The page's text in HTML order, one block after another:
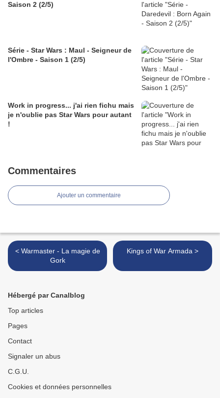
Saison 2 (2/5)
Série - Star Wars : Maul - Seigneur de
l'Ombre - Saison 1 (2/5)
Work in progress... j'ai rien fichu mais
je n'oublie pas Star Wars pour autant
!
Commentaires
Ajouter un commentaire
< Warmaster - La magie de
Gork
Kings of War Armada >
Hébergé par Canalblog
Top articles
Pages
Contact
Signaler un abus
C.G.U.
Cookies et données personnelles